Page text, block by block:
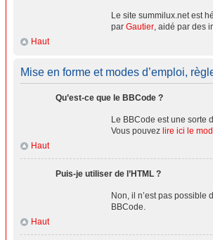
Le site summilux.net est
par Gautier, aidé par des
Haut
Mise en forme et modes d’emploi,
Qu’est-ce que le BBCode ?
Le BBCode est une sorte
Vous pouvez lire ici le
Haut
Puis-je utiliser de l’HTML ?
Non, il n’est pas possible
BBCode.
Haut